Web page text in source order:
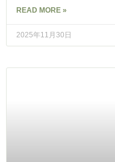
READ MORE »
2025年11月30日